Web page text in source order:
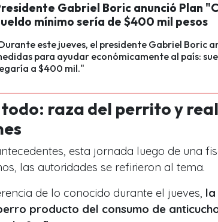
Gabriel Boric anunció Plan
mínimo sería de $400 mil pesos
este jueves, el presidente Gabriel Boric
para ayudar económicamente al país:
a $400 mil."
raza del perrito y
esta jornada luego de una
las autoridades se refirieron al tema.
de lo conocido durante el jueves, la
producto del consumo de